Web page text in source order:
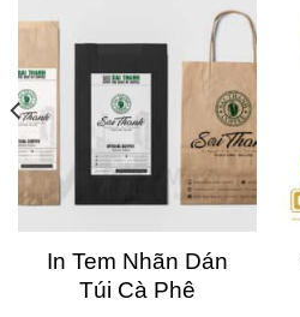
In Tem Nhãn Dán
Túi Cà Phê